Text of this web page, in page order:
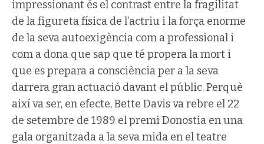
impressionant és el contrast entre la fragilitat
de la figureta física de l’actriu i la força enorme
de la seva autoexigència com a professional i
com a dona que sap que té propera la mort i
que es prepara a consciència per a la seva
darrera gran actuació davant el públic. Perquè
així va ser, en efecte, Bette Davis va rebre el 22
de setembre de 1989 el premi Donostia en una
gala organitzada a la seva mida en el teatre